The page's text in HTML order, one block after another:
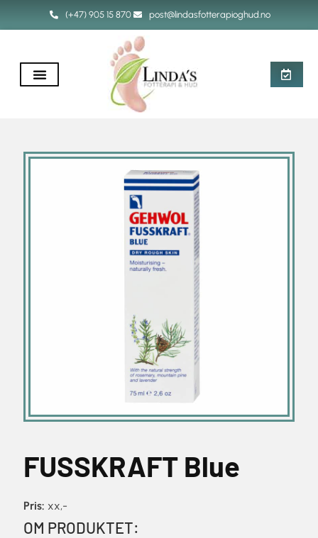
(+47) 905 15 870 post@lindasfotterapioghud.no
FUSSKRAFT Blue
Pris: xx,-
OM PRODUKTET: